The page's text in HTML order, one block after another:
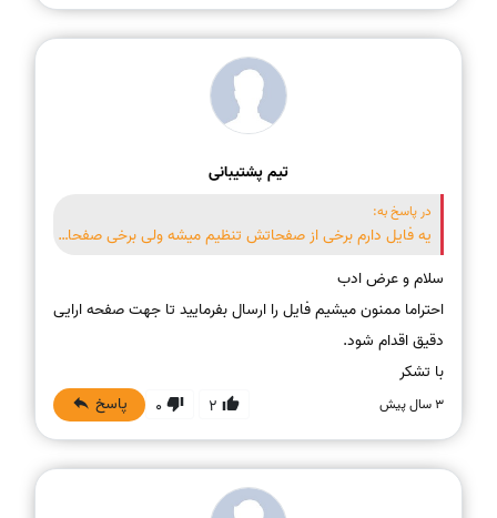
تیم پشتیبانی
در پاسخ به:
یه فایل دارم برخی از صفحاتش تنظیم میشه ولی برخی صفحاتش بهم میخوره و هر کاری میکنم درست نمیشه
احتراما ممنون میشیم فایل را ارسال بفرمایید تا جهت صفحه ارایی
با تشکر
3 سال پیش 2
0 پاسخ